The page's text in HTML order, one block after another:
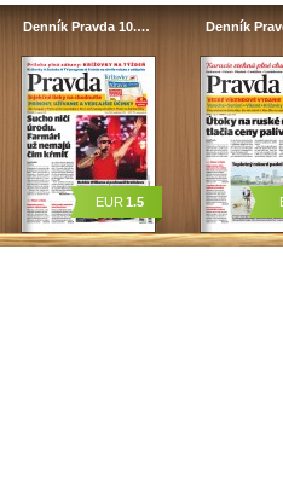
Denník Pravda 10.…
EUR 1.5
Denník